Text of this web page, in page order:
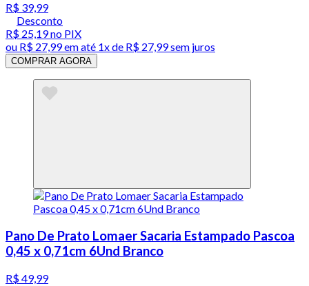
R$ 39,99
Desconto
R$ 25,19no PIX
ou R$ 27,99em até 1x de R$ 27,99sem juros
COMPRAR AGORA
Pano De Prato Lomaer Sacaria Estampado Pascoa
0,45 x 0,71cm 6Und Branco
R$ 49,99